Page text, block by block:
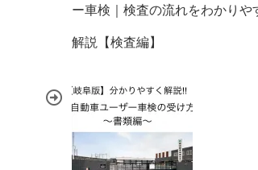
ー車検｜検査の流れをわかりや
解説【検査編】